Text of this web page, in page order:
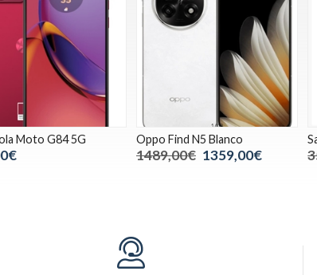
Moto G84 5G Oppo Find N5 Blanco
1489,00€ 1359,00€